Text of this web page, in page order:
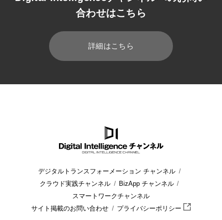
合わせはこちら
詳細はこちら
デジタルトランスフォーメーション チャンネル
クラウド実践チャンネル
BizApp チャンネル
スマートワークチャンネル
サイト掲載のお問い合わせ
プライバシーポリシー